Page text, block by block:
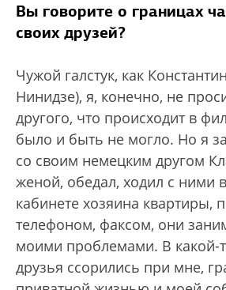
Вы говорите о границах
своих друзей?
Чужой галстук, как
Нинидзе), я, конечно, не
другого, что происходит в
было и быть не могло. Но я
со своим немецким другом
женой, обедал, ходил с ними
кабинете хозяина квартиры,
телефоном, факсом, они
моими проблемами. В какой-
друзья ссорились при мне,